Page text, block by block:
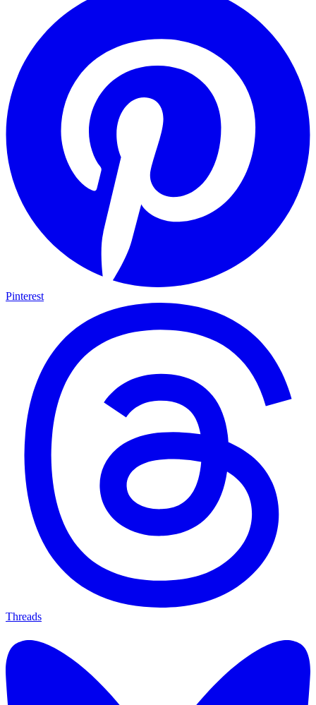
Pinterest
Threads